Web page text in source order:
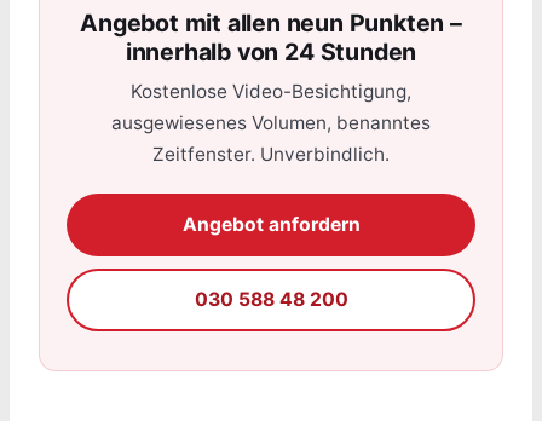
Angebot mit allen neun Punkten –
innerhalb von 24 Stunden
Kostenlose Video-Besichtigung,
ausgewiesenes Volumen, benanntes
Zeitfenster. Unverbindlich.
Angebot anfordern
030 588 48 200